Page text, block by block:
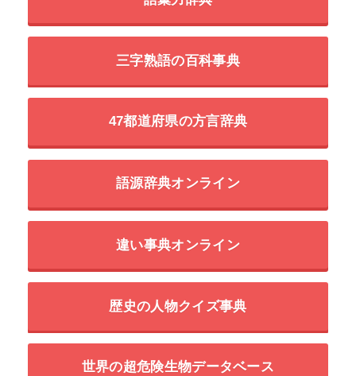
三字熟語の百科事典
47都道府県の方言辞典
語源辞典オンライン
違い事典オンライン
歴史の人物クイズ事典
世界の超危険生物データベース